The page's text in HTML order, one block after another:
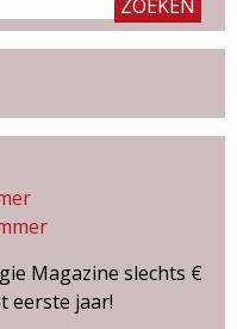
Magazine slechts €
eerste jaar!